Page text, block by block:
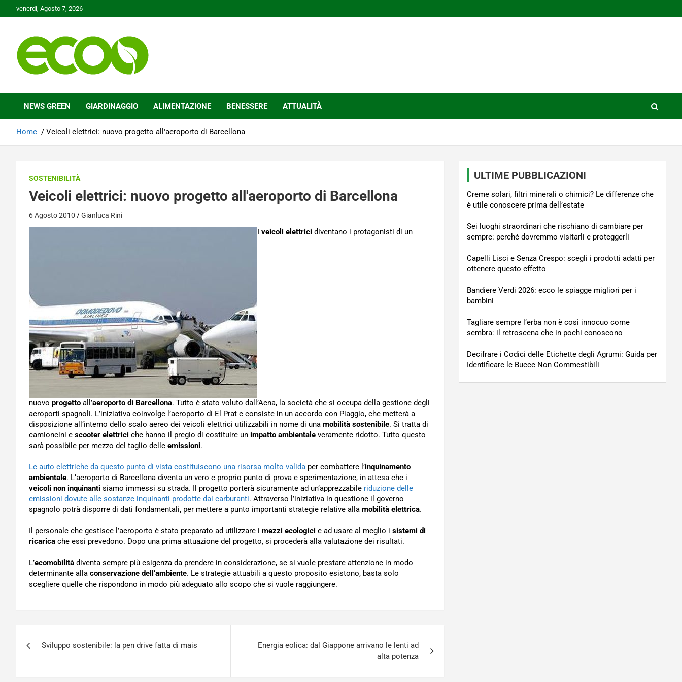
to
venerdì, Agosto 7, 2026
Ecoo.it
NEWS GREEN GIARDINAGGIO ALIMENTAZIONE BENESSERE ATTUALITÀ
Home Veicoli elettrici: nuovo progetto all'aeroporto di Barcellona
SOSTENIBILITÀ
Veicoli elettrici: nuovo progetto all'aeroporto di Barcellona
6 Agosto 2010 Gianluca Rini
I veicoli elettrici diventano i protagonisti di un
nuovo progetto all’aeroporto di Barcellona. Tutto è stato voluto dall’Aena, la società che si occupa della gestione degli
aeroporti spagnoli. L’iniziativa coinvolge l’aeroporto di El Prat e consiste in un accordo con Piaggio, che metterà a
disposizione all’interno dello scalo aereo dei veicoli elettrici utilizzabili in nome di una mobilità sostenibile. Si tratta di
camioncini e scooter elettrici che hanno il pregio di costituire un impatto ambientale veramente ridotto. Tutto questo
sarà possibile per mezzo del taglio delle emissioni.
Le auto elettriche da questo punto di vista costituiscono una risorsa molto valida per combattere l’inquinamento
ambientale. L’aeroporto di Barcellona diventa un vero e proprio punto di prova e sperimentazione, in attesa che i
veicoli non inquinanti siamo immessi su strada. Il progetto porterà sicuramente ad un’apprezzabile riduzione delle
emissioni dovute alle sostanze inquinanti prodotte dai carburanti. Attraverso l’iniziativa in questione il governo
spagnolo potrà disporre di dati fondamentali, per mettere a punto importanti strategie relative alla mobilità elettrica.
Il personale che gestisce l’aeroporto è stato preparato ad utilizzare i mezzi ecologici e ad usare al meglio i sistemi di
ricarica che essi prevedono. Dopo una prima attuazione del progetto, si procederà alla valutazione dei risultati.
L’ecomobilità diventa sempre più esigenza da prendere in considerazione, se si vuole prestare attenzione in modo
determinante alla conservazione dell’ambiente. Le strategie attuabili a questo proposito esistono, basta solo
scegliere quelle che rispondono in modo più adeguato allo scopo che si vuole raggiungere.
articoli
Sviluppo sostenibile: la pen drive fatta di mais
Energia eolica: dal Giappone arrivano le lenti ad
alta potenza
ULTIME PUBBLICAZIONI
Creme solari, filtri minerali o chimici? Le differenze che
è utile conoscere prima dell’estate
Sei luoghi straordinari che rischiano di cambiare per
sempre: perché dovremmo visitarli e proteggerli
Capelli Lisci e Senza Crespo: scegli i prodotti adatti per
ottenere questo effetto
Bandiere Verdi 2026: ecco le spiagge migliori per i
bambini
Tagliare sempre l’erba non è così innocuo come
sembra: il retroscena che in pochi conoscono
Decifrare i Codici delle Etichette degli Agrumi: Guida per
Identificare le Bucce Non Commestibili